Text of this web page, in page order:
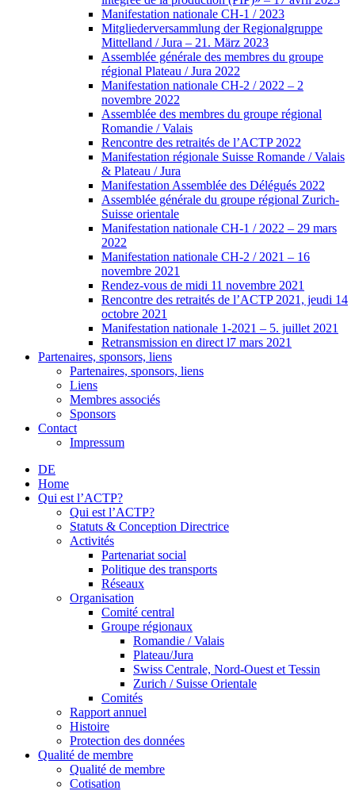
Manifestation nationale CH-1 / 2023
Mitgliederversammlung der Regionalgruppe
Mittelland / Jura – 21. März 2023
Assemblée générale des membres du groupe
régional Plateau / Jura 2022
Manifestation nationale CH-2 / 2022 – 2
novembre 2022
Assemblée des membres du groupe régional
Romandie / Valais
Rencontre des retraités de l’ACTP 2022
Manifestation régionale Suisse Romande / Valais
& Plateau / Jura
Manifestation Assemblée des Délégués 2022
Assemblée générale du groupe régional Zurich-
Suisse orientale
Manifestation nationale CH-1 / 2022 – 29 mars
2022
Manifestation nationale CH-2 / 2021 – 16
novembre 2021
Rendez-vous de midi 11 novembre 2021
Rencontre des retraités de l’ACTP 2021, jeudi 14
octobre 2021
Manifestation nationale 1-2021 – 5. juillet 2021
Retransmission en direct l7 mars 2021
Partenaires, sponsors, liens
Partenaires, sponsors, liens
Liens
Membres associés
Sponsors
Contact
Impressum
DE
Home
Qui est l’ACTP?
Qui est l’ACTP?
Statuts & Conception Directrice
Activités
Partenariat social
Politique des transports
Réseaux
Organisation
Comité central
Groupe régionaux
Romandie / Valais
Plateau/Jura
Swiss Centrale, Nord-Ouest et Tessin
Zurich / Suisse Orientale
Comités
Rapport annuel
Histoire
Protection des données
Qualité de membre
Qualité de membre
Cotisation